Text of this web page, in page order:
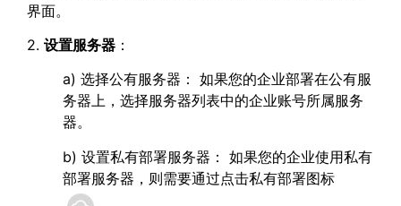
界面。
2. 设置服务器 ：
a) 选择公有服务器： 如果您的企业部署在公有服
务器上，选择服务器列表中的企业账号所属服务
器。
b) 设置私有部署服务器： 如果您的企业使用私有
部署服务器，则需要通过点击私有部署图标